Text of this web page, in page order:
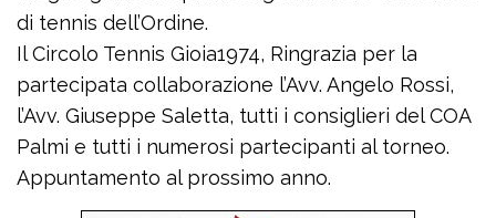
di tennis dell’Ordine.
Il Circolo Tennis Gioia1974, Ringrazia per la
partecipata collaborazione l’Avv. Angelo Rossi,
l’Avv. Giuseppe Saletta, tutti i consiglieri del COA
Palmi e tutti i numerosi partecipanti al torneo.
Appuntamento al prossimo anno.